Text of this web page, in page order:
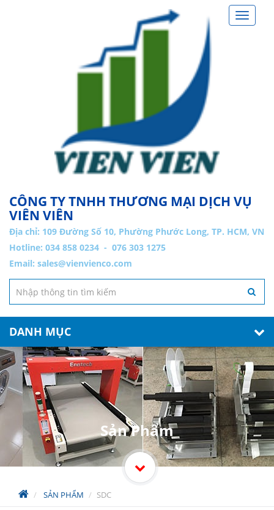
Toggle
CÔNG TY TNHH THƯƠNG MẠI DỊCH VỤ
VIÊN VIÊN
Địa chỉ: 109 Đường Số 10, Phường Phước Long, TP. HCM, VN
Hotline: 034 858 0234 - 076 303 1275
Email: sales@vienvienco.com
DANH MỤC
SẢN PHẨM SDC
Sản Phẩm